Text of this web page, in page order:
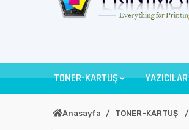
TONER-KARTUŞ YAZICILAR
Anasayfa TONER-KARTUŞ